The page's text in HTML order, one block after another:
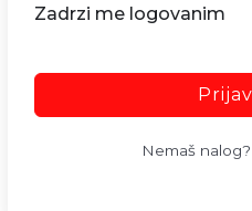
Zadrzi me logovanim
Nemaš nalog?